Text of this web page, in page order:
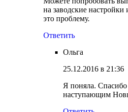
на заводские
это проблему.
Ответить
Ольга
25.12.2016 в 21:36
Я поняла.
наступающим